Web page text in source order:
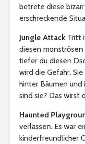
betrete diese
erschreckende
Jungle Attack Tritt
diesen monströsen
tiefer du diesen
wird die Gefahr.
hinter Bäumen und
sind sie? Das wirst
Haunted
verlassen. Es war
kinderfreundlicher